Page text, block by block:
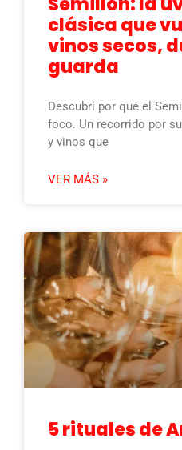
clásica que
vinos secos,
guarda
Descubrí por qué el
foco. Un recorrido por
y vinos que
VER MÁS »
5 rituales de